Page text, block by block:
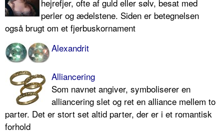
hejrefjer, ofte af guld eller sølv, besat med
perler og ædelstene. Siden er betegnelsen
også brugt om et fjerbuskornament
Alexandrit
Alliancering
Som navnet angiver, symboliserer en
alliancering slet og ret en alliance mellem to
parter. Det er stort set altid parter, der er i et romantisk
forhold